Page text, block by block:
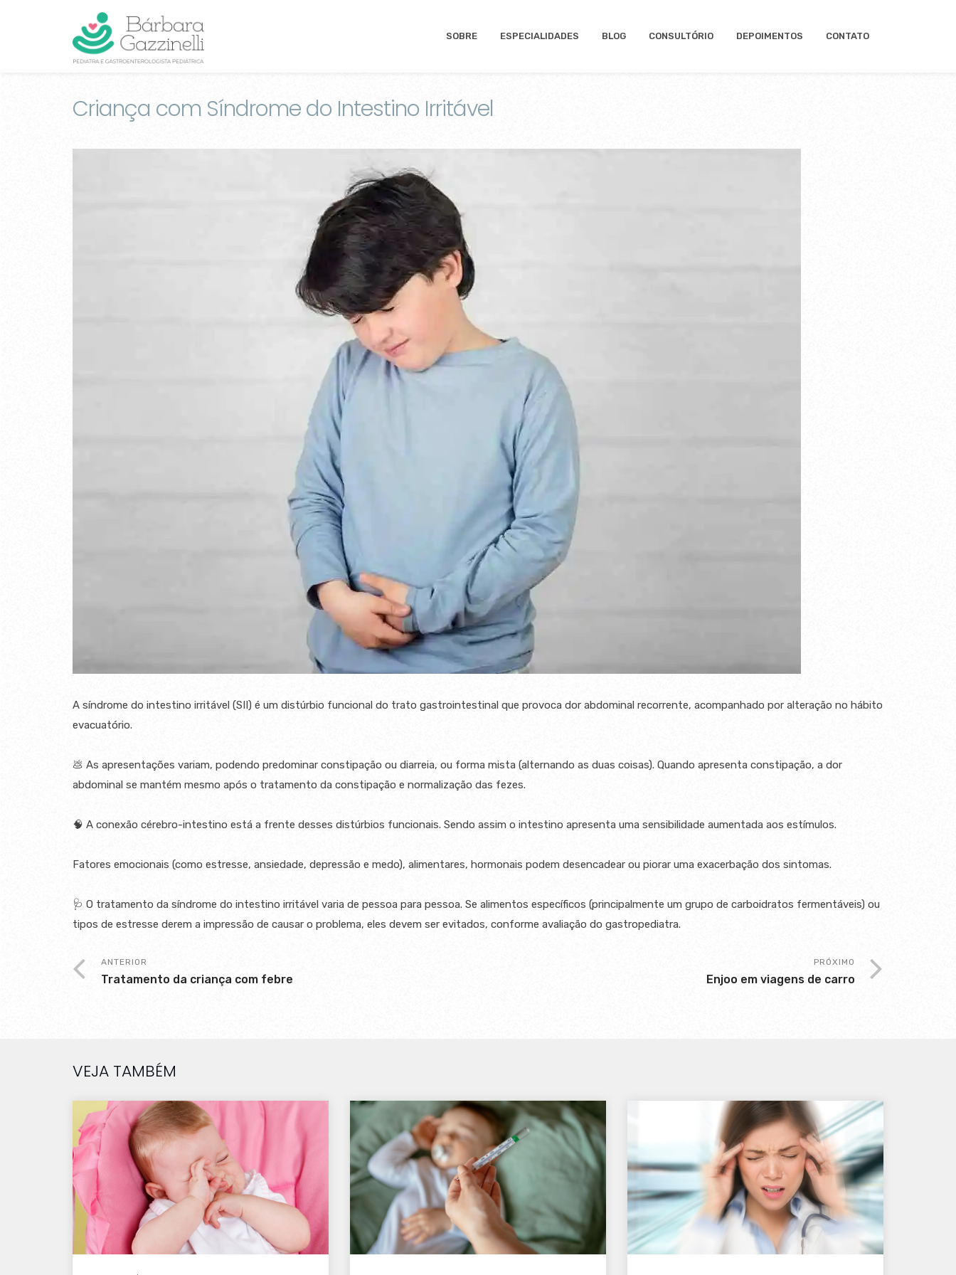
SOBRE ESPECIALIDADES BLOG CONSULTÓRIO DEPOIMENTOS CONTATO
Criança com Síndrome do Intestino Irritável
A síndrome do intestino irritável (SII) é um distúrbio funcional do trato gastrointestinal que provoca dor abdominal recorrente, acompanhado por alteração no hábito
evacuatório.⠀
💩 As apresentações variam, podendo predominar constipação ou diarreia, ou forma mista (alternando as duas coisas). Quando apresenta constipação, a dor
abdominal se mantém mesmo após o tratamento da constipação e normalização das fezes.⠀
🧠 A conexão cérebro-intestino está a frente desses distúrbios funcionais. Sendo assim o intestino apresenta uma sensibilidade aumentada aos estímulos.⠀
Fatores emocionais (como estresse, ansiedade, depressão e medo), alimentares, hormonais podem desencadear ou piorar uma exacerbação dos sintomas.⠀
🩺 O tratamento da síndrome do intestino irritável varia de pessoa para pessoa. Se alimentos específicos (principalmente um grupo de carboidratos fermentáveis) ou
tipos de estresse derem a impressão de causar o problema, eles devem ser evitados, conforme avaliação do gastropediatra.⠀
ANTERIOR
Tratamento da criança com febre
PRÓXIMO
Enjoo em viagens de carro
VEJA TAMBÉM